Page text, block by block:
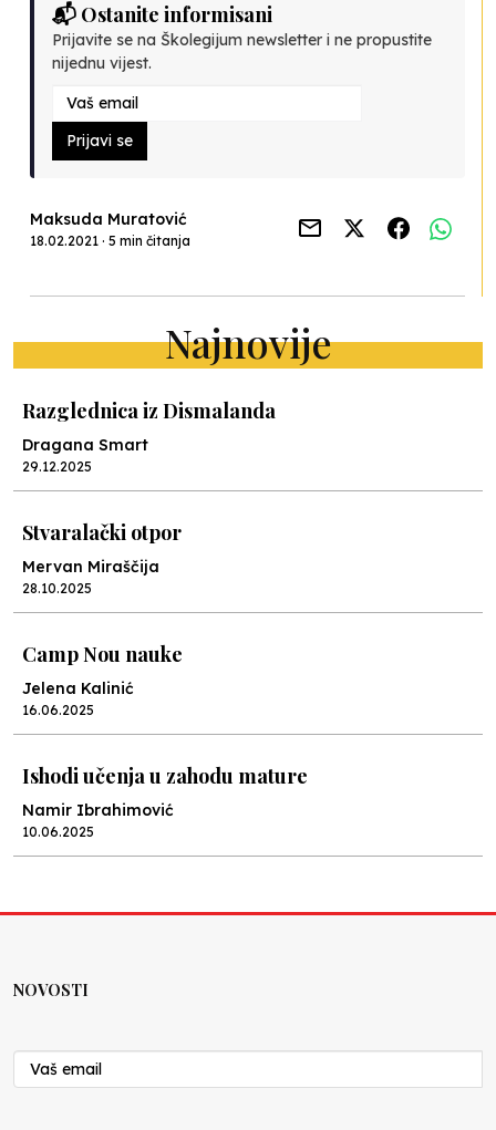
📬 Ostanite informisani
Prijavite se na Školegijum newsletter i ne propustite
nijednu vijest.
Prijavi se
Maksuda Muratović
18.02.2021 · 5 min čitanja
Najnovije
Razglednica iz Dismalanda
Dragana Smart
29.12.2025
Stvaralački otpor
Mervan Miraščija
28.10.2025
Camp Nou nauke
Jelena Kalinić
16.06.2025
Ishodi učenja u zahodu mature
Namir Ibrahimović
10.06.2025
Nenad Veličković
29.10.2024
NOVOSTI